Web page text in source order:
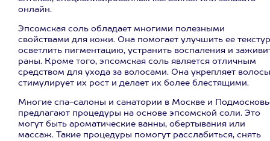
онлайн.
Эпсомская соль обладает многими полезными
свойствами для кожи. Она помогает улучшить ее
осветлить пигментацию, устранить воспаления и
раны. Кроме того, эпсомская соль является отличным
средством для ухода за волосами. Она укрепляет
стимулирует их рост и делает их более блестящими.
Многие спа-салоны и санатории в Москве и
предлагают процедуры на основе эпсомской соли. Это
могут быть ароматические ванны, обертывания или
массаж. Такие процедуры помогут расслабиться, снять